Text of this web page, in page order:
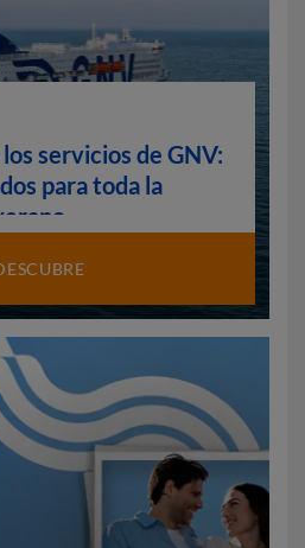
servicios de GNV:
para toda la